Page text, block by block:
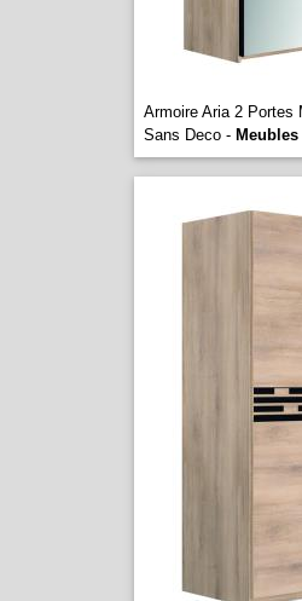
Armoire Aria 2 Portes
Sans Deco -